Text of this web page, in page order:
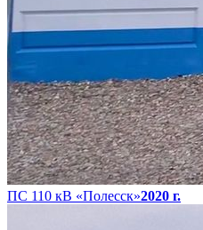
ПС 110 кВ «Полесск»2020 г.